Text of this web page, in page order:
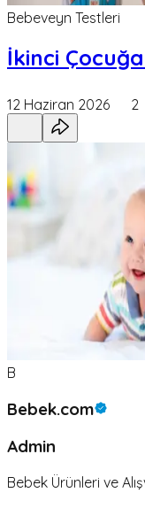
Bebeveyn Testleri
İkinci Çocuğa
12 Haziran 2026 2
B
Bebek.com
Admin
Bebek Ürünleri ve